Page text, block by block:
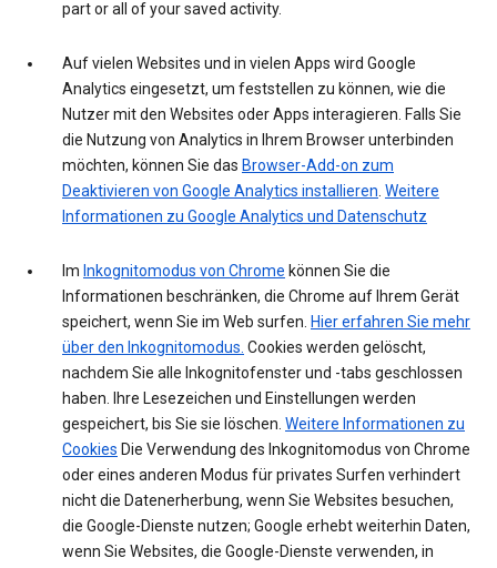
part or all of your saved activity.
Auf vielen Websites und in vielen Apps wird Google
Analytics eingesetzt, um feststellen zu können, wie die
Nutzer mit den Websites oder Apps interagieren. Falls Sie
die Nutzung von Analytics in Ihrem Browser unterbinden
möchten, können Sie das Browser-Add-on zum
Deaktivieren von Google Analytics installieren. Weitere
Informationen zu Google Analytics und Datenschutz
Im Inkognitomodus von Chrome können Sie die
Informationen beschränken, die Chrome auf Ihrem Gerät
speichert, wenn Sie im Web surfen. Hier erfahren Sie mehr
über den Inkognitomodus. Cookies werden gelöscht,
nachdem Sie alle Inkognitofenster und -tabs geschlossen
haben. Ihre Lesezeichen und Einstellungen werden
gespeichert, bis Sie sie löschen. Weitere Informationen zu
Cookies Die Verwendung des Inkognitomodus von Chrome
oder eines anderen Modus für privates Surfen verhindert
nicht die Datenerherbung, wenn Sie Websites besuchen,
die Google-Dienste nutzen; Google erhebt weiterhin Daten,
wenn Sie Websites, die Google-Dienste verwenden, in